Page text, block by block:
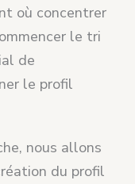
où concentrer
le tri
de
le profil
nous allons
du profil